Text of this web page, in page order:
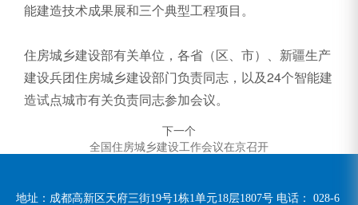
能建造技术成果展和三个典型工程项目。
住房城乡建设部有关单位，各省（区、市）、新疆生产
建设兵团住房城乡建设部门负责同志，以及24个智能建
造试点城市有关负责同志参加会议。
下一个
全国住房城乡建设工作会议在京召开
地址：成都高新区天府三街19号1栋1单元18层1807号 电话： 028-6